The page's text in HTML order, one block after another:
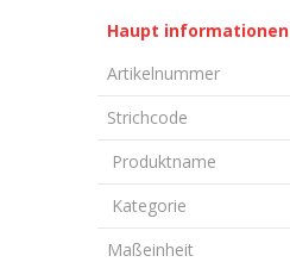
Haupt informationen
Artikelnummer
Strichcode
Produktname
Kategorie
Maßeinheit